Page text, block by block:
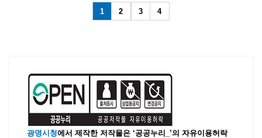
1 2 3 4
광명시청에서 제작한 저작물은 ‘공공누리_’의 자유이용허락